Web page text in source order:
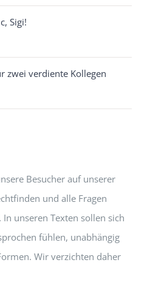
Sigi!
zwei verdiente Kollegen
Besucher auf unserer
und alle Fragen
unseren Texten sollen sich
fühlen, unabhängig
Wir verzichten daher